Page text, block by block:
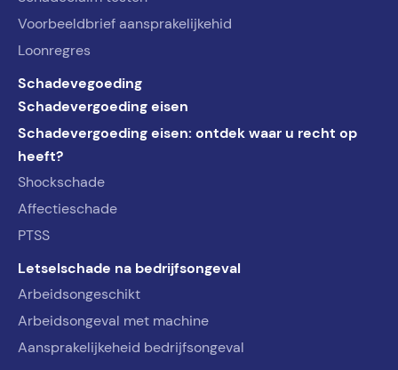
Voorbeeldbrief aansprakelijkehid
Loonregres
Schadevegoeding
Schadevergoeding eisen
Schadevergoeding eisen: ontdek waar u recht op
heeft?
Shockschade
Affectieschade
PTSS
Letselschade na bedrijfsongeval
Arbeidsongeschikt
Arbeidsongeval met machine
Aansprakelijkeheid bedrijfsongeval